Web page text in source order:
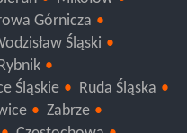
Mikołów
Górnicza
Śląski
Śląskie
Ruda Śląska
Zabrze